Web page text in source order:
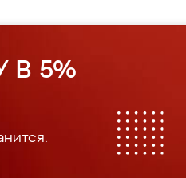
В 5%